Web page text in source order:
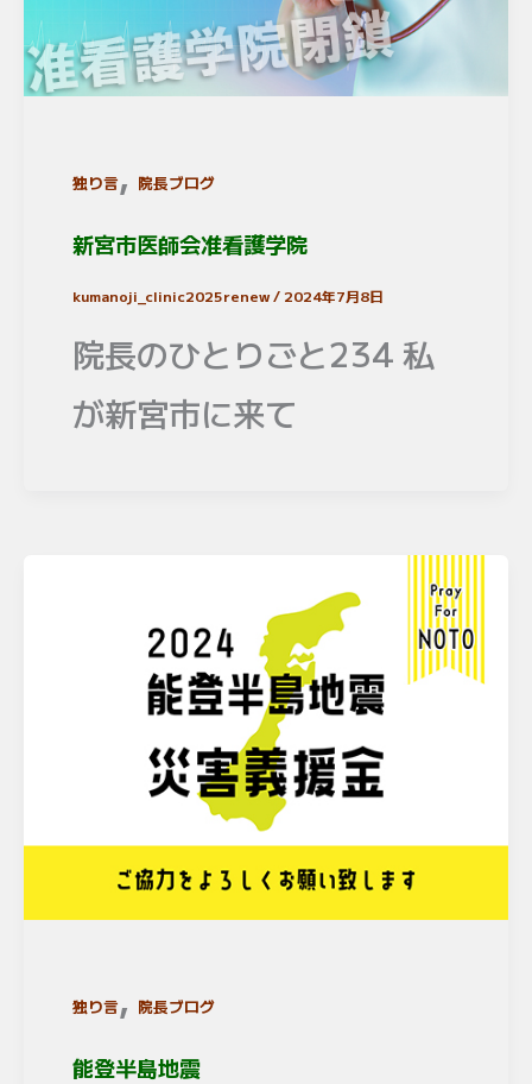
独り言, 院長ブログ
新宮市医師会准看護学院
kumanoji_clinic2025renew/ 2024年7月8日
院長のひとりごと234 私
が新宮市に来て
独り言, 院長ブログ
能登半島地震